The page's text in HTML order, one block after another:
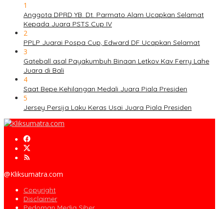
1
Anggota DPRD YB. Dt. Parmato Alam Ucapkan Selamat
Kepada Juara PSTS Cup IV
2
PPLP Juarai Pospa Cup, Edward DF Ucapkan Selamat
3
Gateball asal Payakumbuh Binaan Letkov Kav Ferry Lahe
Juara di Bali
4
Saat Bepe Kehilangan Medali Juara Piala Presiden
5
Jersey Persija Laku Keras Usai Juara Piala Presiden
@Kliksumatra.com
Copyright
Disclaimer